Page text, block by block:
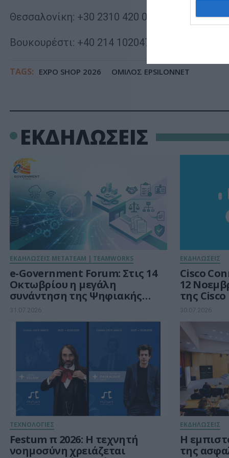
Θεσσαλονίκη: +30 2310 420 000
Βουκουρέστι: +40 214 102047, +40 214 108944
TAGS: EXPO SHOP 2026 ΟΜΙΛΟΣ EPSILONNET
ΕΚΔΗΛΩΣΕΙΣ
ΕΚΔΗΛΩΣΕΙΣ METATEAM | TEAMWORKS
e-Government Forum: Στις 14
Οκτωβρίου η μεγάλη
συνάντηση της Ψηφιακής
Διακυβέρνησης στην εποχή
μετά το RRF
31.07.2026
ΕΚΔΗΛΩΣΕΙΣ
Cisco
12
της Cisco
30.07.2026
ΤΕΧΝΟΛΟΓΙΕΣ
Festum π 2026: Η τεχνητή
νοημοσύνη χρειάζεται
ΕΚΔΗΛΩΣΕΙΣ
Η
της